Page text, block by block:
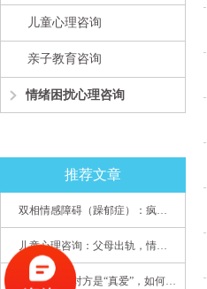
儿童心理咨询
亲子教育咨询
情绪困扰心理咨询
推荐文章
双相情感障碍（躁郁症）：疯子如何走向天才
儿童心理咨询：父母出轨，情感混乱孩子内心的隐秘
当老公说与对方是“真爱”，如何挽救婚姻？(始篇)